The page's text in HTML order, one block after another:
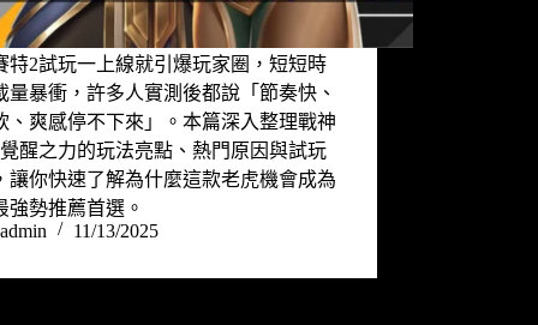
特2試玩一上線就引爆玩家圈，短短時
量暴衝，許多人實測後都說「節奏快、
、爽感停不下來」。本篇深入整理戰神
醒之力的玩法亮點、熱門原因與試玩
讓你快速了解為什麼這款老虎機會成為
強勢推薦首選。
admin
11/13/2025